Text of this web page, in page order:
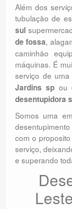
Além dos
tubulação de
sul
de fossa,
caminhão
máquinas. É
serviço de
Jardins sp ou
desentupidora
Somos uma
com o
serviço,
e superando